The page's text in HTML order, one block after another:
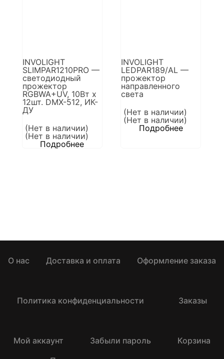
INVOLIGHT
SLIMPAR1210PRO —
светодиодный
прожектор
RGBWA+UV, 10Вт х
12шт. DMX-512, ИК-
ДУ
(Нет в наличии)
(Нет в наличии)
Подробнее
INVOLIGHT
LEDPAR189/AL —
прожектор
направленного
света
(Нет в наличии)
(Нет в наличии)
Подробнее
О нас Доставка и оплата Оформление заказа
Политика конфиденциальности Заказы
Мой аккаунт Забыли пароль
Корзина